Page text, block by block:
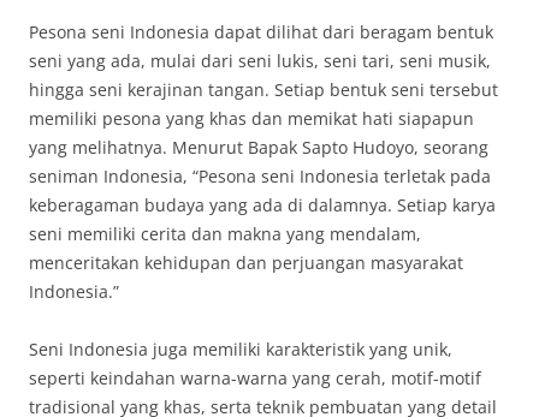
Pesona seni Indonesia dapat dilihat dari beragam bentuk
seni yang ada, mulai dari seni lukis, seni tari, seni musik,
hingga seni kerajinan tangan. Setiap bentuk seni tersebut
memiliki pesona yang khas dan memikat hati siapapun
yang melihatnya. Menurut Bapak Sapto Hudoyo, seorang
seniman Indonesia, “Pesona seni Indonesia terletak pada
keberagaman budaya yang ada di dalamnya. Setiap karya
seni memiliki cerita dan makna yang mendalam,
menceritakan kehidupan dan perjuangan masyarakat
Indonesia.”
Seni Indonesia juga memiliki karakteristik yang unik,
seperti keindahan warna-warna yang cerah, motif-motif
tradisional yang khas, serta teknik pembuatan yang detail